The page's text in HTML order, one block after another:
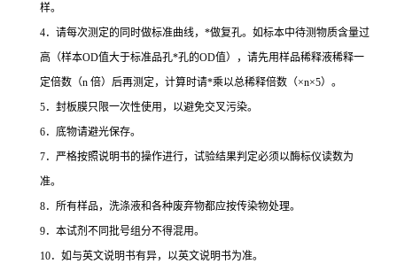
样。
4．请每次测定的同时做标准曲线， *做复孔。如标本中待测物质含量过
高（样本OD值大于标准品孔*孔的OD值），请先用样品稀释液稀释一
定倍数（n 倍）后再测定，计算时请*乘以总稀释倍数（×n×5）。
5．封板膜只限一次性使用，以避免交叉污染。
6．底物请避光保存。
7．严格按照说明书的操作进行，试验结果判定必须以酶标仪读数为
准。
8．所有样品，洗涤液和各种废弃物都应按传染物处理。
9．本试剂不同批号组分不得混用。
10．如与英文说明书有异，以英文说明书为准。